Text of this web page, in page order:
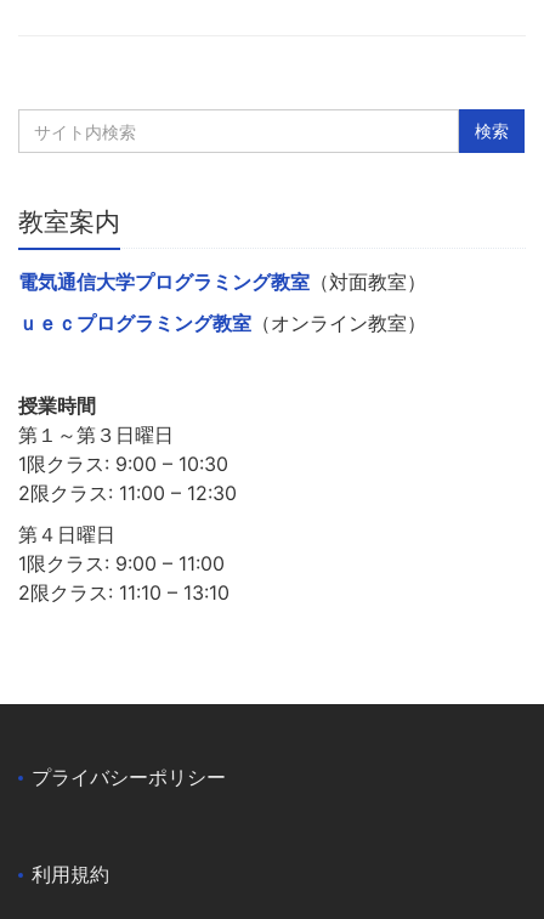
教室案内
電気通信大学プログラミング教室 （対面教室）
ｕｅｃプログラミング教室 （オンライン教室）
授業時間
第１～第３日曜日
1限クラス: 9:00 – 10:30
2限クラス: 11:00 – 12:30
第４日曜日
1限クラス: 9:00 – 11:00
2限クラス: 11:10 – 13:10
プライバシーポリシー
利用規約